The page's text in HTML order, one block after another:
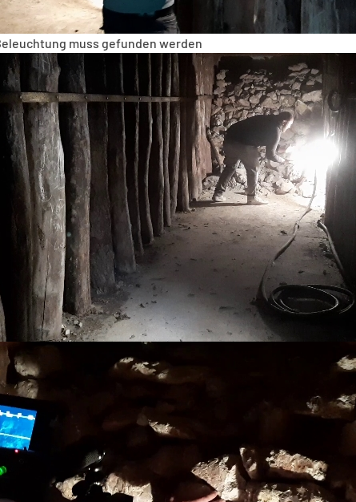
muss gefunden werden